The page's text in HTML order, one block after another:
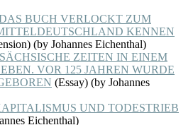
BUCH VERLOCKT ZUM
KENNEN
) (by Johannes Eichenthal)
SÄCHSISCHE ZEITEN IN EINEM
VOR 125 JAHREN WURDE
(Essay) (by Johannes
UND TODESTRIEB
Eichenthal)